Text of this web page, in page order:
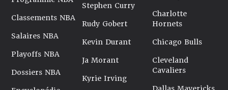
Classements NBA
Salaires NBA
Playoffs NBA
Dossiers NBA
Stephen Curry
Rudy Gobert
Kevin Durant
Ja Morant
Kyrie Irving
Charlotte
Hornets
Chicago Bulls
Cleveland
Cavaliers